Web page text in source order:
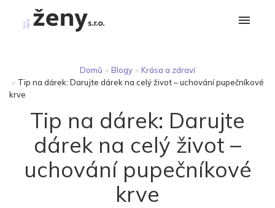
Domů » Blogy » Krása a zdraví
» Tip na dárek: Darujte dárek na celý život – uchování pupečníkové
krve
Tip na dárek: Darujte
dárek na celý život –
uchování pupečníkové
krve